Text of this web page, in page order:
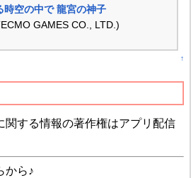
時空の中で 龍宮の神子
GAMES CO., LTD.)
↑
関する情報の著作権はアプリ配信
から♪